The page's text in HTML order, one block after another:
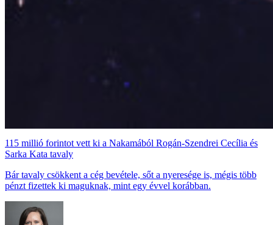
115 millió forintot vett ki a Nakamából Rogán-Szendrei Cecília és
Sarka Kata tavaly
Bár tavaly csökkent a cég bevétele, sőt a nyeresége is, mégis több
pénzt fizettek ki maguknak, mint egy évvel korábban.